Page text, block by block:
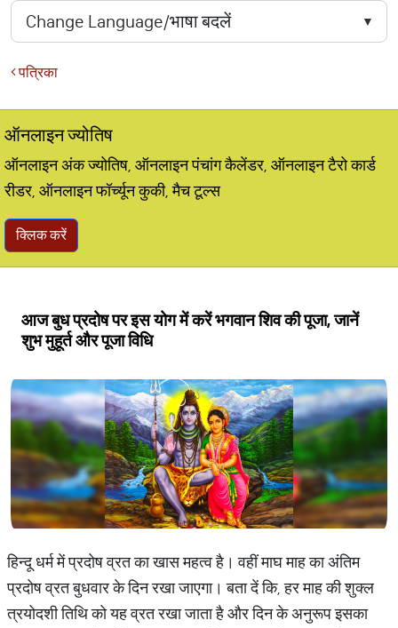
पत्रिका
ऑनलाइन ज्योतिष
ऑनलाइन अंक ज्योतिष, ऑनलाइन पंचांग कैलेंडर, ऑनलाइन टैरो कार्ड
रीडर, ऑनलाइन फॉर्च्यून कुकी, मैच टूल्स
क्लिक करें
आज बुध प्रदोष पर इस योग में करें भगवान शिव की पूजा, जानें
शुभ मुहूर्त और पूजा विधि
हिन्दू धर्म में प्रदोष व्रत का खास महत्व है। वहीं माघ माह का अंतिम
प्रदोष व्रत बुधवार के दिन रखा जाएगा। बता दें कि, हर माह की शुक्ल
त्रयोदशी तिथि को यह व्रत रखा जाता है और दिन के अनुरूप इसका